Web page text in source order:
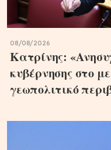
08/08/2026
Κατρίνης:
κυβέρνησης στο
γεωπολιτικό